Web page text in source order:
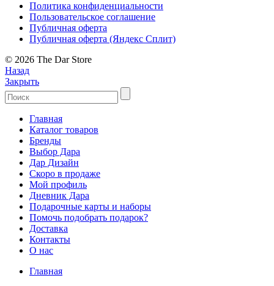
Политика конфиденциальности
Пользовательское соглашение
Публичная оферта
Публичная оферта (Яндекс Сплит)
© 2026 The Dar Store
Назад
Закрыть
Главная
Каталог товаров
Бренды
Выбор Дара
Дар Дизайн
Скоро в продаже
Мой профиль
Дневник Дара
Подарочные карты и наборы
Помочь подобрать подарок?
Доставка
Контакты
О нас
Главная